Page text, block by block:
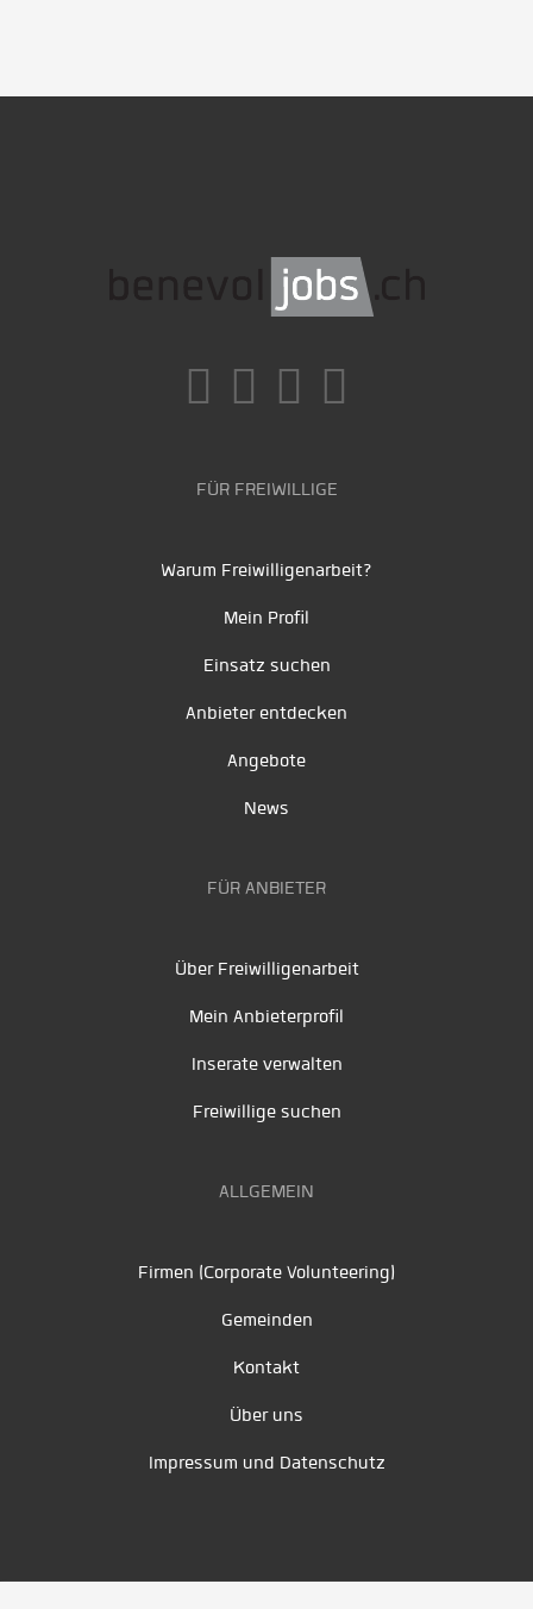
FÜR FREIWILLIGE
Warum Freiwilligenarbeit?
Mein Profil
Einsatz suchen
Anbieter entdecken
Angebote
News
FÜR ANBIETER
Über Freiwilligenarbeit
Mein Anbieterprofil
Inserate verwalten
Freiwillige suchen
ALLGEMEIN
Firmen (Corporate Volunteering)
Gemeinden
Kontakt
Über uns
Impressum und Datenschutz